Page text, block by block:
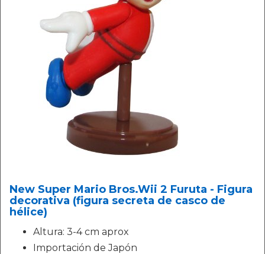
New Super Mario Bros.Wii 2 Furuta - Figura
decorativa (figura secreta de casco de
hélice)
Altura: 3-4 cm aprox
Importación de Japón